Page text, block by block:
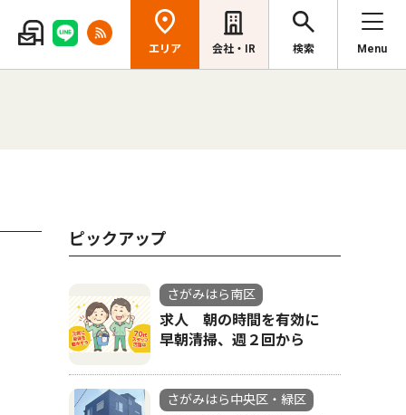
エリア 会社・IR 検索 Menu
ピックアップ
さがみはら南区
求人 朝の時間を有効に
早朝清掃、週２回から
さがみはら中央区・緑区